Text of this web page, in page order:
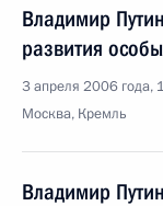
Владимир
развития
3 апреля 2006 года,
Москва, Кремль
Владимир